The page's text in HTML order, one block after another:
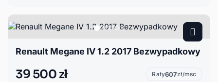
Renault Megane IV 1.2 2017 Bezwypadkowy
39 500 zł Raty607zł/msc